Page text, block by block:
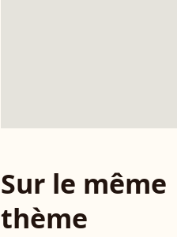
Sur le même
thème